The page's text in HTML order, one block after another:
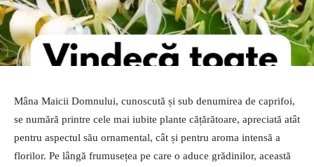
Mâna Maicii Domnului, cunoscută și sub denumirea de caprifoi,
se numără printre cele mai iubite plante cățărătoare, apreciată atât
pentru aspectul său ornamental, cât și pentru aroma intensă a
florilor. Pe lângă frumusețea pe care o aduce grădinilor, această